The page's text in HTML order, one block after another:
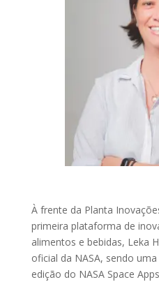
À frente da Planta
primeira plataforma de
alimentos e bebidas, Leka
oficial da NASA, sendo
edição do NASA Space